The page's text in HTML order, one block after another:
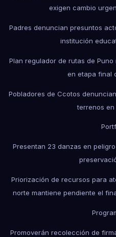
exigen cambio
Padres denuncian presuntos
institución
Plan regulador de rutas de
en etapa final
Pobladores de Ccotos
terrenos
Presentan 23 danzas en
Priorización de recursos para
norte mantiene pendiente el
Promoverán recolección de